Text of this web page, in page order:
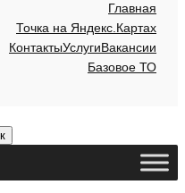
Главная
Точка на Яндекс.Картах
КонтактыУслугиВакансии
Базовое ТО